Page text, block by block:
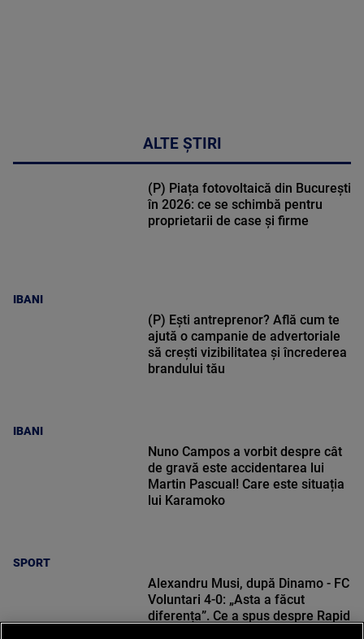
ALTE ȘTIRI
IBANI
(P) Piața fotovoltaică din București
în 2026: ce se schimbă pentru
proprietarii de case și firme
IBANI
(P) Ești antreprenor? Află cum te
ajută o campanie de advertoriale
să crești vizibilitatea și încrederea
brandului tău
SPORT
Nuno Campos a vorbit despre cât
de gravă este accidentarea lui
Martin Pascual! Care este situația
lui Karamoko
Alexandru Musi, după Dinamo - FC
Voluntari 4-0: „Asta a făcut
diferența”. Ce a spus despre Rapid